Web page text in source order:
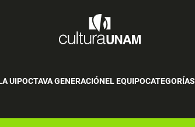
UIPOCTAVA GENERACIÓNEL EQUIPOCATEGORÍAS